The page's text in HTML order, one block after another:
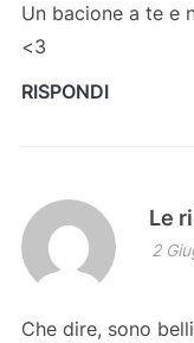
Un bacione a te e
<3
RISPONDI
Le
2
Che dire, sono